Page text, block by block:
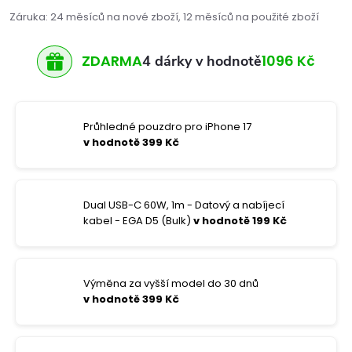
Záruka: 24 měsíců na nové zboží, 12 měsíců na použité zboží
ZDARMA4 dárky v hodnotě1096 Kč
Průhledné pouzdro pro iPhone 17
v hodnotě 399 Kč
Dual USB-C 60W, 1m - Datový a nabíjecí
kabel - EGA D5 (Bulk) v hodnotě 199 Kč
Výměna za vyšší model do 30 dnů
v hodnotě 399 Kč